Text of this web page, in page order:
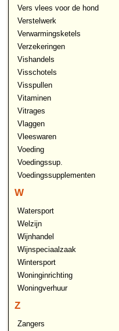
Vers vlees voor de hond
Verstelwerk
Verwarmingsketels
Verzekeringen
Vishandels
Visschotels
Visspullen
Vitaminen
Vitrages
Vlaggen
Vleeswaren
Voeding
Voedingssup.
Voedingssupplementen
W
Watersport
Welzijn
Wijnhandel
Wijnspeciaalzaak
Wintersport
Woninginrichting
Woningverhuur
Z
Zangers